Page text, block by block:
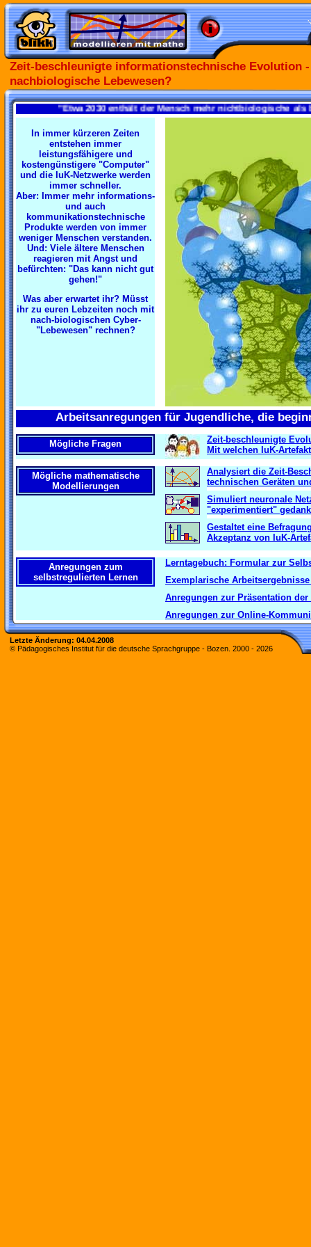
Zeit-beschleunigte informationstechnische Evolution -
nachbiologische Lebewesen?
"Etwa 2030 enthält der Mensch mehr nichtbiologische als
In immer kürzeren Zeiten
entstehen immer
leistungsfähigere und
kostengünstigere "Computer"
und die IuK-Netzwerke werden
immer schneller.
Aber: Immer mehr informations-
und auch
kommunikationstechnische
Produkte werden von immer
weniger Menschen verstanden.
Und: Viele ältere Menschen
reagieren mit Angst und
befürchten: "Das kann nicht gut
gehen!"
Was aber erwartet ihr? Müsst
ihr zu euren Lebzeiten noch mit
nach-biologischen Cyber-
"Lebewesen" rechnen?
Arbeitsanregungen für Jugendliche, die
Mögliche Fragen
Zeit-beschleunigte
Mit welchen IuK-
Mögliche mathematische
Modellierungen
Analysiert die Zeit-
technischen Geräten
Simuliert neuronale
"experimentiert"
Gestaltet eine
Akzeptanz von IuK-
Anregungen zum
selbstregulierten Lernen
Lerntagebuch: Formular zur
Exemplarische
Anregungen zur Präsentation
Anregungen zur Online-
Letzte Änderung: 04.04.2008
© Pädagogisches Institut für die deutsche Sprachgruppe - Bozen. 2000 - 2026